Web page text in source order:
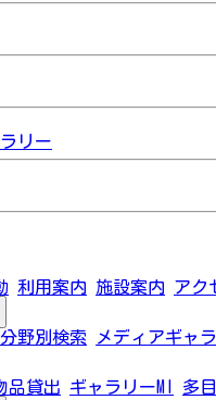
リー
利用案内 施設案内 アク
分野別検索 メディアギャ
品貸出 ギャラリーMI 多